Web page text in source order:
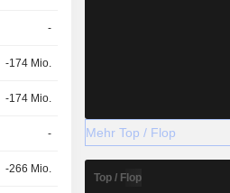
-
-174 Mio.
-174 Mio.
-
-266 Mio.
Mehr Top / Flop
Top / Flop